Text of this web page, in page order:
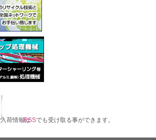
入荷情報はRSSでも受け取る事ができます。